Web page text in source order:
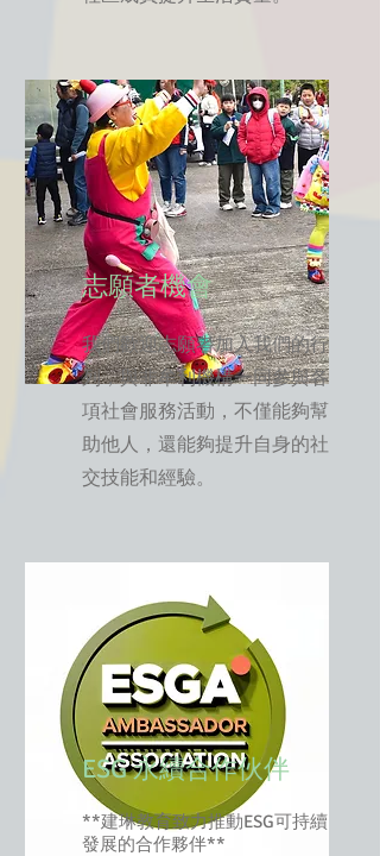
志願者機會
我們歡迎志願者加入我們的行
列，與非牟利機構一同參與各
項社會服務活動，不僅能夠幫
助他人，還能夠提升自身的社
交技能和經驗。
ESG 永續合作伙伴
**建琳教育致力推動ESG可持續
發展的合作夥伴**